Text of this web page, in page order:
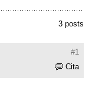
3 posts
#1
Cita